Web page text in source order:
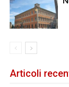
Articoli